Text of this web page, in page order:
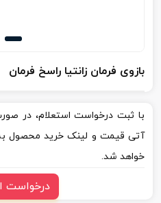
بازوی فرمان زانتیا راسخ فرمان
با ثبت درخواست استعلام، در
آتی قیمت و لینک خرید محصول
خواهد شد.
درخواست